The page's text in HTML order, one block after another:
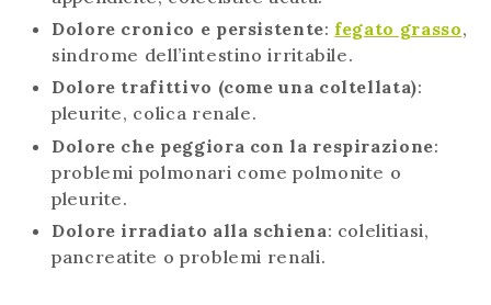
Dolore cronico e persistente: fegato grasso,
sindrome dell’intestino irritabile.
Dolore trafittivo (come una coltellata):
pleurite, colica renale.
Dolore che peggiora con la respirazione:
problemi polmonari come polmonite o
pleurite.
Dolore irradiato alla schiena: colelitiasi,
pancreatite o problemi renali.